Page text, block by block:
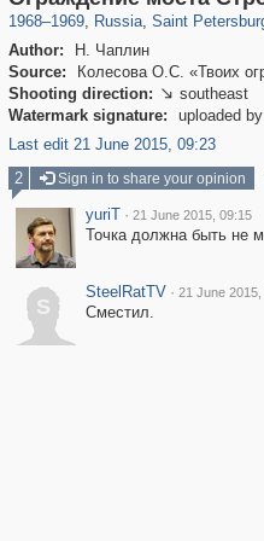
1968–1969, Russia, Saint
Author:
Н. Чаплин
Source:
Колесова О.С. «Твоих
Shooting direction:  southeast
Watermark signature:
uploaded
Last edit 21 June 2015, 09:23
2 Sign in to share your opinion
yuriT · 21 June 2015, 09:15
Точка должна быть не
S
SteelRatTV · 21 June 2015,
Сместил.